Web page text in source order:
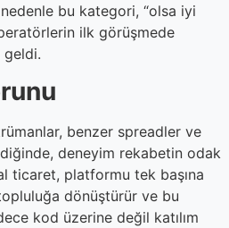
bu kategori, “olsa iyi
ilk görüşmede
geldi.
benzer spreadler ve
deneyim rekabetin odak
ticaret, platformu tek başına
dönüştürür ve bu
kod üzerine değil katılım